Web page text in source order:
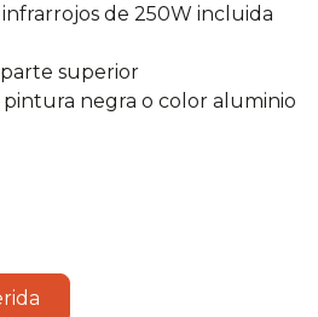
infrarrojos de 250W incluida
superior
negra o color aluminio